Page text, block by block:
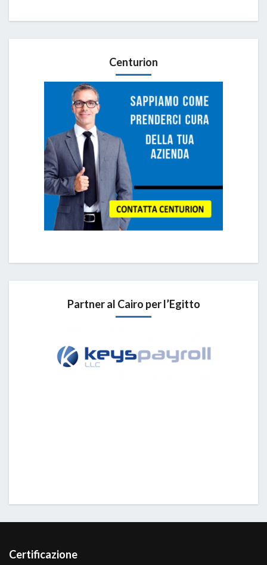
Centurion
Partner al Cairo per l’Egitto
Certificazione